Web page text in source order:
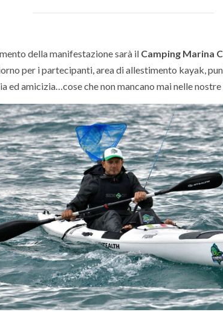
della manifestazione sarà il Camping Marina
per i partecipanti, area di allestimento kayak,
ed amicizia…cose che non mancano mai nelle